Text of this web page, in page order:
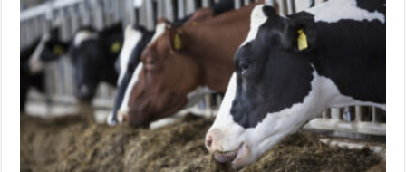
Les canicules freinent la collecte laitière